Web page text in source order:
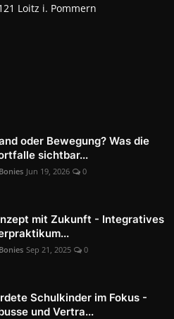
Loitz i. Pommern
oder Bewegung? Was die
sichtbar...
Jun 19, 2026 0
mit Zukunft - Integratives
Sep 21, 2025 0
Schulkinder im Fokus -
und Vertra...